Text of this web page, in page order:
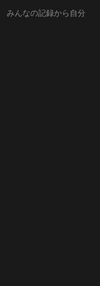
みんなの記録から自分